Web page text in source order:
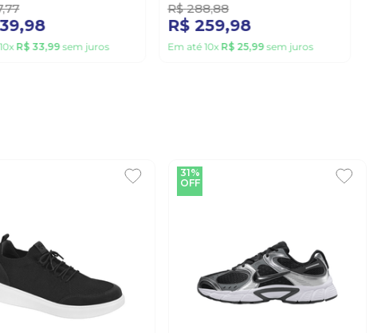
,77
,98
10x R$ 33,99sem juros
R$ 288,88
R$ 259,98
Em até10x R$ 25,99sem juros
31%
OFF